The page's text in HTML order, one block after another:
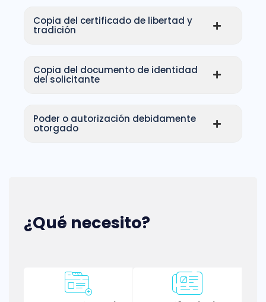
Copia del certificado de libertad y
tradición
Copia del documento de identidad
del solicitante
Poder o autorización debidamente
otorgado
¿Qué necesito?